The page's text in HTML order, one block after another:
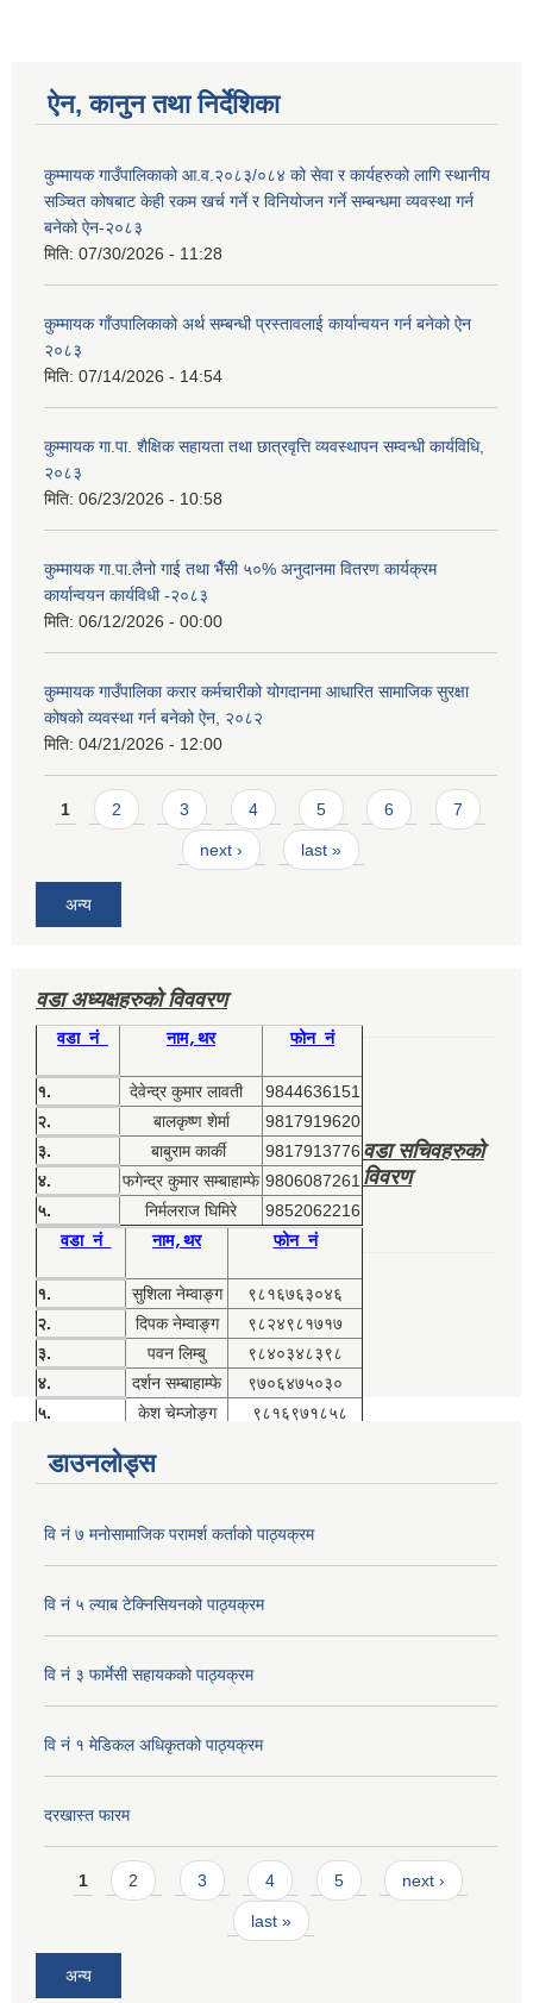
ऐन, कानुन तथा निर्देशिका
कुम्मायक गाउँपालिकाको आ.व.२०८३/०८४ को सेवा र कार्यहरुको लागि स्थानीय
सञ्चित कोषबाट केही रकम खर्च गर्ने र विनियोजन गर्ने सम्बन्धमा व्यवस्था गर्न
बनेको ऐन-२०८३
मिति: 07/30/2026 - 11:28
कुम्मायक गाँउपालिकाको अर्थ सम्बन्धी प्रस्तावलाई कार्यान्वयन गर्न बनेको ऐन
२०८३
मिति: 07/14/2026 - 14:54
कुम्मायक गा.पा. शैक्षिक सहायता तथा छात्रवृत्ति व्यवस्थापन सम्वन्धी कार्यविधि,
२०८३
मिति: 06/23/2026 - 10:58
कुम्मायक गा.पा.लैनो गाई तथा भैँसी ५०% अनुदानमा वितरण कार्यक्रम
कार्यान्वयन कार्यविधी -२०८३
मिति: 06/12/2026 - 00:00
कुम्मायक गाउँपालिका करार कर्मचारीको योगदानमा आधारित सामाजिक सुरक्षा
कोषको व्यवस्था गर्न बनेको ऐन, २०८२
मिति: 04/21/2026 - 12:00
Pages
1 2 3 4 5 6 7
next › last »
अन्य
वडा अध्यक्षहरुको विववरण
वडा नं नाम,थर फोन नं
१. देवेन्द्र कुमार लावती
9844636151
२.
बालकृष्ण शेर्मा
9817919620
३.
बाबुराम कार्की
9817913776
४.
फगेन्द्र कुमार सम्बाहाम्फे 9806087261
५.
निर्मलराज घिमिरे 9852062216
वडा सचिवहरुको
विवरण
वडा नं नाम,थर फोन नं
१. सुशिला नेम्वाङ्ग
९८१६७६३०४६
२.
दिपक नेम्वाङ्ग
९८२४९८१७१७
३.
पवन लिम्बु
९८४०३४८३९८
४.
दर्शन सम्बाहाम्फे
९७०६४७५०३०
५.
केश चेम्जोङ्ग ९८१६९७१८५८
डाउनलोड्स
वि नं ७ मनोसामाजिक परामर्श कर्ताको पाठ्यक्रम
वि नं ५ ल्याब टेक्निसियनको पाठ्यक्रम
वि नं ३ फार्मेसी सहायकको पाठ्यक्रम
वि नं १ मेडिकल अधिकृतको पाठ्यक्रम
दरखास्त फारम
Pages
1 2 3 4 5 next ›
last »
अन्य